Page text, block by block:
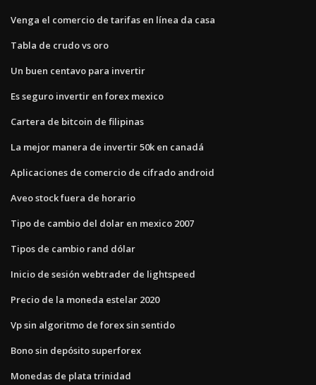
Venga el comercio de tarifas en línea da casa
Tabla de crudo vs oro
Un buen centavo para invertir
Es seguro invertir en forex mexico
Cartera de bitcoin de filipinas
La mejor manera de invertir 50k en canadá
Aplicaciones de comercio de cifrado android
Aveo stock fuera de horario
Tipo de cambio del dolar en mexico 2007
Tipos de cambio rand dólar
Inicio de sesión webtrader de lightspeed
Precio de la moneda estelar 2020
Vp sin algoritmo de forex sin sentido
Bono sin depósito superforex
Monedas de plata trinidad